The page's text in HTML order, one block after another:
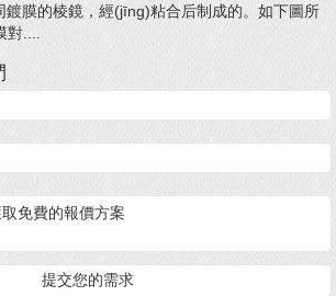
膜的棱鏡，經(jīng)粘合后制成的。如下圖所
對....